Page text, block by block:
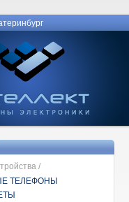
/
ТЕЛЕФОНЫ